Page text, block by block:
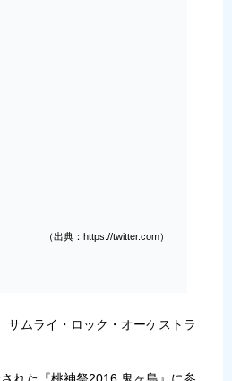
（出典：https://twitter.com）
サムライ・ロック・オーケストラ